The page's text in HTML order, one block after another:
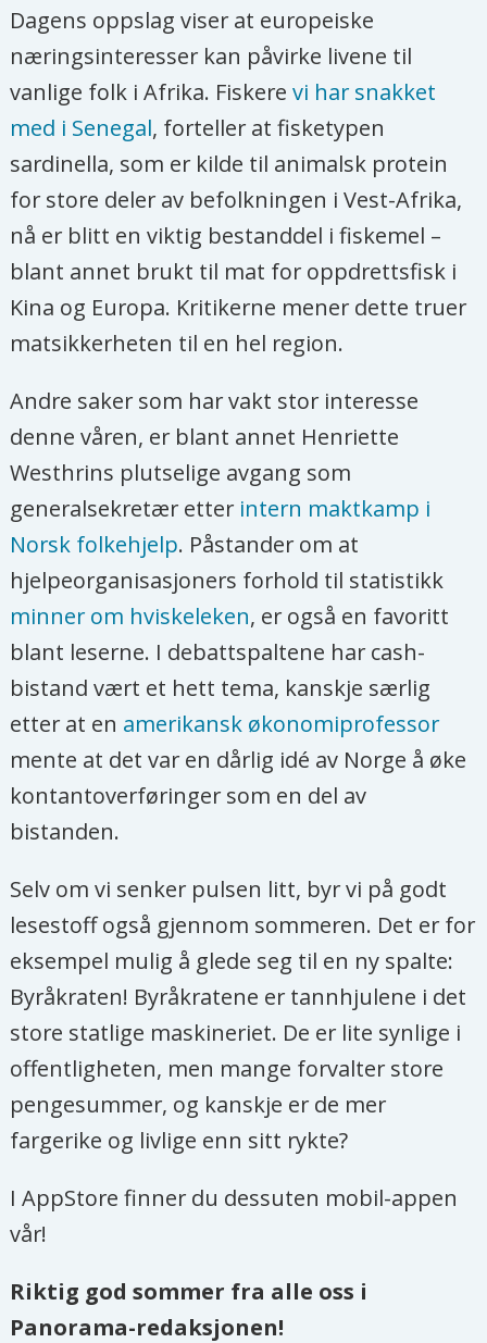
Dagens oppslag viser at europeiske
næringsinteresser kan påvirke livene til
vanlige folk i Afrika. Fiskerevi har snakket
med i Senegal, forteller at fisketypen
sardinella, som er kilde til animalsk protein
for store deler av befolkningen i Vest-Afrika,
nå er blitt en viktig bestanddel i fiskemel –
blant annet brukt til mat for oppdrettsfisk i
Kina og Europa. Kritikerne mener dette truer
matsikkerheten til en hel region.
Andre saker som har vakt stor interesse
denne våren, er blant annet Henriette
Westhrins plutselige avgang som
generalsekretær etter intern maktkamp i
Norsk folkehjelp. Påstander om at
hjelpeorganisasjoners forhold til statistikk
minner om hviskeleken, er også en favoritt
blant leserne. I debattspaltene har cash-
bistand vært et hett tema, kanskje særlig
etter at en amerikansk økonomiprofessor
mente at det var en dårlig idé av Norge å øke
kontantoverføringer som en del av
bistanden.
Selv om vi senker pulsen litt, byr vi på godt
lesestoff også gjennom sommeren. Det er for
eksempel mulig å glede seg til en ny spalte:
Byråkraten! Byråkratene er tannhjulene i det
store statlige maskineriet. De er lite synlige i
offentligheten, men mange forvalter store
pengesummer, og kanskje er de mer
fargerike og livlige enn sitt rykte?
I AppStore finner du dessuten mobil-appen
vår!
Riktig god sommer fra alle oss i
Panorama-redaksjonen!